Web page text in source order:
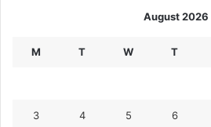
August 2026
M T W T
3 4 5 6